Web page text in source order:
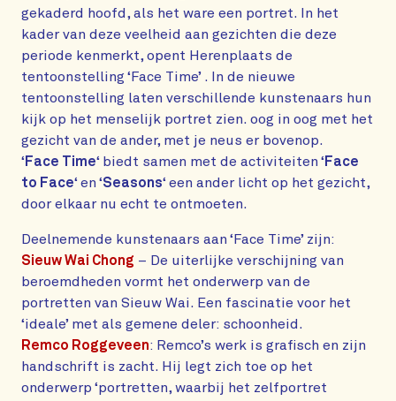
gekaderd hoofd, als het ware een portret. In het
kader van deze veelheid aan gezichten die deze
periode kenmerkt, opent Herenplaats de
tentoonstelling ‘Face Time’ . In de nieuwe
tentoonstelling laten verschillende kunstenaars hun
kijk op het menselijk portret zien. oog in oog met het
gezicht van de ander, met je neus er bovenop.
‘ Face Time‘ biedt samen met de activiteiten ‘ Face
to Face‘ en ‘Seasons‘ een ander licht op het gezicht,
door elkaar nu echt te ontmoeten.
Deelnemende kunstenaars aan ‘Face Time’ zijn:
Sieuw Wai Chong – De uiterlijke verschijning van
beroemdheden vormt het onderwerp van de
portretten van Sieuw Wai. Een fascinatie voor het
‘ideale’ met als gemene deler: schoonheid.
Remco Roggeveen: Remco’s werk is grafisch en zijn
handschrift is zacht. Hij legt zich toe op het
onderwerp ‘portretten, waarbij het zelfportret